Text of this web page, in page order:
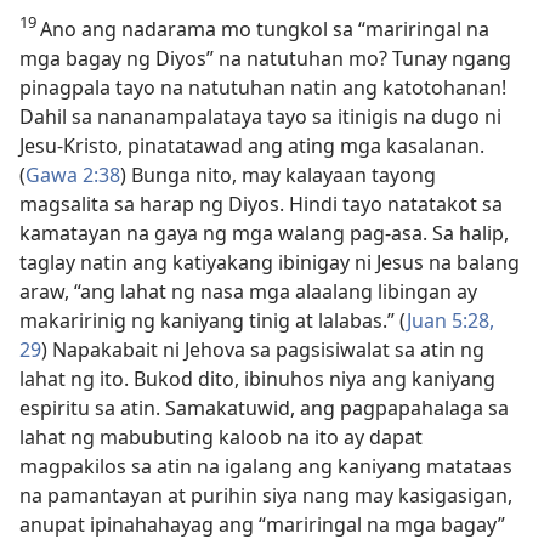
19Ano ang nadarama mo tungkol sa “mariringal na
mga bagay ng Diyos” na natutuhan mo? Tunay ngang
pinagpala tayo na natutuhan natin ang katotohanan!
Dahil sa nananampalataya tayo sa itinigis na dugo ni
Jesu-Kristo, pinatatawad ang ating mga kasalanan.
(Gawa 2:38) Bunga nito, may kalayaan tayong
magsalita sa harap ng Diyos. Hindi tayo natatakot sa
kamatayan na gaya ng mga walang pag-asa. Sa halip,
taglay natin ang katiyakang ibinigay ni Jesus na balang
araw, “ang lahat ng nasa mga alaalang libingan ay
makaririnig ng kaniyang tinig at lalabas.” (Juan 5:28,
29) Napakabait ni Jehova sa pagsisiwalat sa atin ng
lahat ng ito. Bukod dito, ibinuhos niya ang kaniyang
espiritu sa atin. Samakatuwid, ang pagpapahalaga sa
lahat ng mabubuting kaloob na ito ay dapat
magpakilos sa atin na igalang ang kaniyang matataas
na pamantayan at purihin siya nang may kasigasigan,
anupat ipinahahayag ang “mariringal na mga bagay”